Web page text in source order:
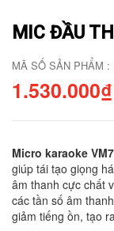
MIC ĐẦU
MÃ SỐ SẢN PHẨM :
1.530.000₫
Micro karaoke
giúp tái tạo giọng
âm thanh cực chất
các tần số âm
giảm tiếng ồn, tạo